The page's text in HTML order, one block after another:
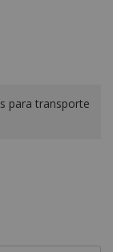
para transporte